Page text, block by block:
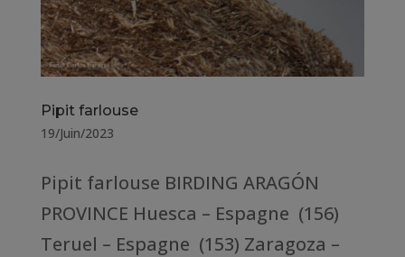
Pipit farlouse
19/Juin/2023
Pipit farlouse BIRDING ARAGÓN
PROVINCE Huesca – Espagne (156)
Teruel – Espagne (153) Zaragoza –